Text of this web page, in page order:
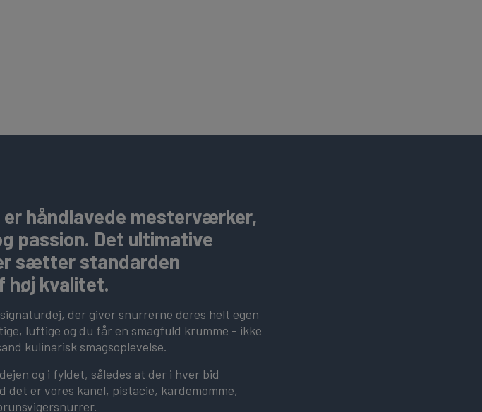
håndlavede mesterværker,
passion. Det ultimative
sætter standarden
høj kvalitet.
der giver snurrerne deres helt egen
luftige og du får en smagfuld krumme - ikke
kulinarisk smagsoplevelse.
og i fyldet, således at der i hver bid
det er vores kanel, pistacie, kardemomme,